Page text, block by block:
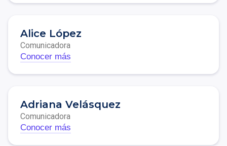
Alice López
Comunicadora
Conocer más
Adriana Velásquez
Comunicadora
Conocer más